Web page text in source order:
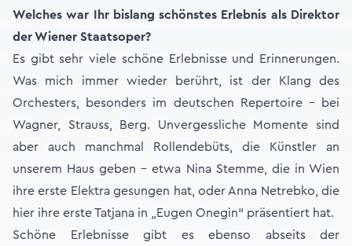
Welches war Ihr bislang schönstes Erlebnis als Direktor
der Wiener Staatsoper?
Es gibt sehr viele schöne Erlebnisse und Erinnerungen.
Was mich immer wieder berührt, ist der Klang des
Orchesters, besonders im deutschen Repertoire – bei
Wagner, Strauss, Berg. Unvergessliche Momente sind
aber auch manchmal Rollendebüts, die Künstler an
unserem Haus geben – etwa Nina Stemme, die in Wien
ihre erste Elektra gesungen hat, oder Anna Netrebko, die
hier ihre erste Tatjana in „Eugen Onegin“ präsentiert hat.
Schöne Erlebnisse gibt es ebenso abseits der